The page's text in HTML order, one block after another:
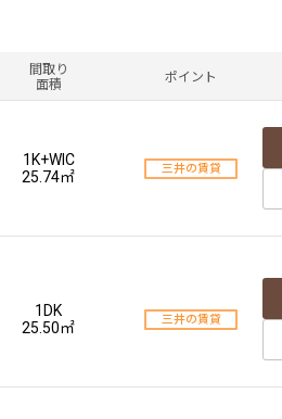
間取り
面積
ポイント
1K+WIC
25.74㎡
三井の賃貸
1DK
25.50㎡
三井の賃貸